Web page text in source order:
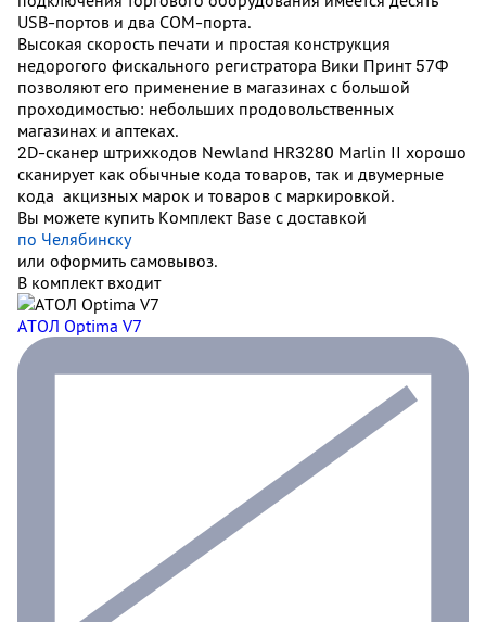
USB-портов и два COM-порта.
Высокая скорость печати и простая конструкция
недорогого фискального регистратора Вики Принт 57Ф
позволяют его применение в магазинах с большой
проходимостью: небольших продовольственных
магазинах и аптеках.
2D-сканер штрихкодов Newland HR3280 Marlin II хорошо
сканирует как обычные кода товаров, так и двумерные
кода акцизных марок и товаров c маркировкой.
Вы можете купить Комплект Base с доставкой
по Челябинску
или оформить самовывоз.
В комплект входит
АТОЛ Optima V7